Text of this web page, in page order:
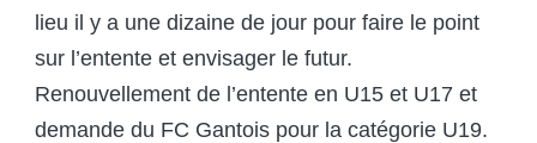
lieu il y a une dizaine de jour pour faire le point
sur l’entente et envisager le futur.
Renouvellement de l’entente en U15 et U17 et
demande du FC Gantois pour la catégorie U19.